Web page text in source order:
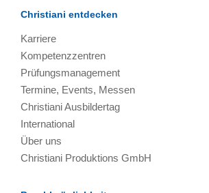
Christiani entdecken
Karriere
Kompetenzzentren
Prüfungsmanagement
Termine, Events, Messen
Christiani Ausbildertag
International
Über uns
Christiani Produktions GmbH